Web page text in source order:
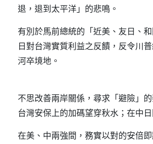
退，退到太平洋」的悲鳴。
有別於馬前總統的「近美、友日、
日對台灣實質利益之反饋，反令川
河卒境地。
不思改善兩岸關係，尋求「避險」
台灣安保上的加碼望穿秋水；在中
在美、中兩強間，務實以對的安倍